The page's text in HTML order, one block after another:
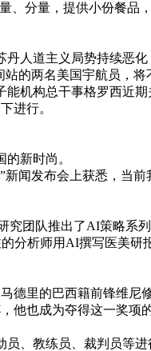
、分量，提供小份餐品
道主义局势持续恶化
两名美国宇航员，将
构总干事格罗西近
进行。
新时尚。
发布会上获悉，当
团队推出了AI策略系
分析师用AI撰写医美
里的巴西籍前锋维尼
也成为夺得这一奖项的
教练员、裁判员等